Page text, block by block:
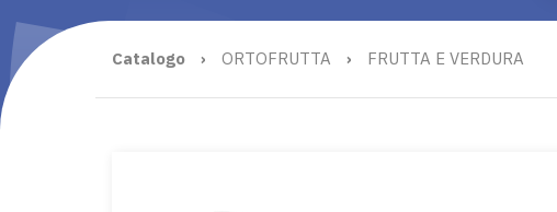
Catalogo › ORTOFRUTTA › FRUTTA E VERDURA